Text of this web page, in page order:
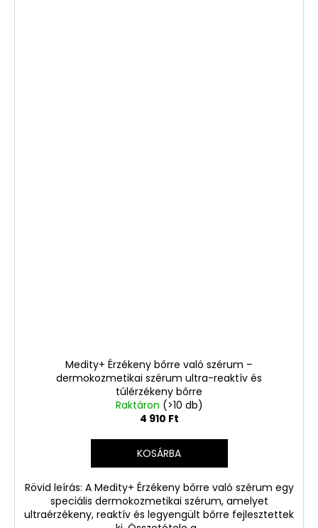
Medity+ Érzékeny bőrre való szérum –
dermokozmetikai szérum ultra-reaktív és
túlérzékeny bőrre
Raktáron (>10 db)
4 910 Ft
KOSÁRBA
Rövid leírás: A Medity+ Érzékeny bőrre való szérum egy
speciális dermokozmetikai szérum, amelyet
ultraérzékeny, reaktív és legyengült bőrre fejlesztettek